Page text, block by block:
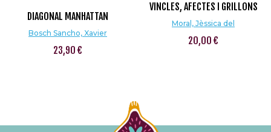
DIAGONAL MANHATTAN
Bosch Sancho, Xavier
23,90 €
VINCLES, AFECTES I GRILLONS
Moral, Jèssica del
20,00 €